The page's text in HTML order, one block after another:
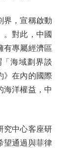
，宣稱啟動
。對此，中國
有專屬經濟區
海域劃界談
》在內的國際
海洋權益，中
中心客座研
望通過與菲律